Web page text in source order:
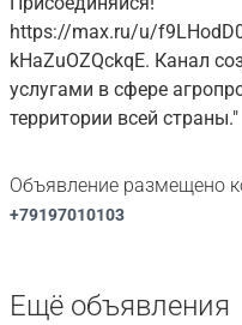
https://max.ru/u/
kHaZuOZQckqE. Канал
услугами в сфере
территории всей страны."
Объявление размещено
+79197010103
Ещё объявления